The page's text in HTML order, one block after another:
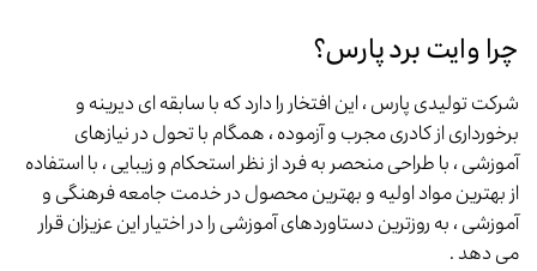
چرا وایت برد پارس؟
شرکت تولیدی پارس ، این افتخار را دارد که با سابقه ای دیرینه و
برخورداری از کادری مجرب و آزموده ، همگام با تحول در نیازهای
آموزشی ، با طراحی منحصر به فرد از نظر استحکام و زیبایی ، با استفاده
از بهترین مواد اولیه و بهترین محصول در خدمت جامعه فرهنگی و
آموزشی ، به روزترین دستاوردهای آموزشی را در اختیار این عزیزان قرار
می دهد .